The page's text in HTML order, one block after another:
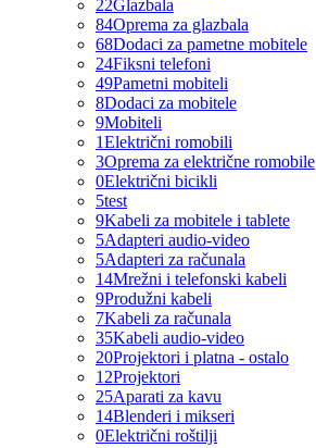
22Glazbala
84Oprema za glazbala
68Dodaci za pametne mobitele
24Fiksni telefoni
49Pametni mobiteli
8Dodaci za mobitele
9Mobiteli
1Električni romobili
3Oprema za električne romobile
0Električni bicikli
5test
9Kabeli za mobitele i tablete
5Adapteri audio-video
5Adapteri za računala
14Mrežni i telefonski kabeli
9Produžni kabeli
7Kabeli za računala
35Kabeli audio-video
20Projektori i platna - ostalo
12Projektori
25Aparati za kavu
14Blenderi i mikseri
0Električni roštilji